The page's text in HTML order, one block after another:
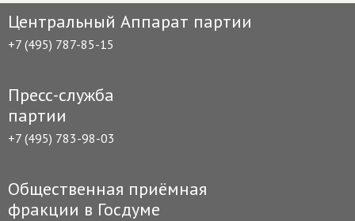
Центральный Аппарат партии
+7 (495) 787-85-15
Пресс-служба
партии
+7 (495) 783-98-03
Общественная приёмная
фракции в Госдуме